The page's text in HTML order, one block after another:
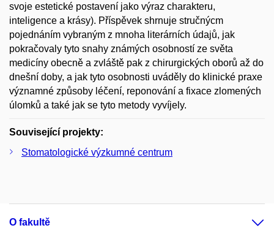
svoje estetické postavení jako výraz charakteru,
inteligence a krásy). Příspěvek shrnuje stručnýcm
pojednáním vybraným z mnoha literárních údajů, jak
pokračovaly tyto snahy známých osobností ze světa
medicíny obecně a zvláště pak z chirurgických oborů až do
dnešní doby, a jak tyto osobnosti uváděly do klinické praxe
významné způsoby léčení, reponování a fixace zlomených
úlomků a také jak se tyto metody vyvíjely.
Související projekty:
Stomatologické výzkumné centrum
O fakultě